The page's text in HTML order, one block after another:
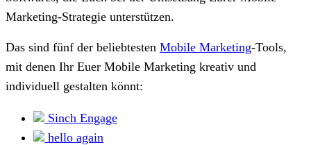
Marketing-Strategie unterstützen.
Das sind fünf der beliebtesten Mobile Marketing-Tools,
mit denen Ihr Euer Mobile Marketing kreativ und
individuell gestalten könnt:
Sinch Engage
hello again